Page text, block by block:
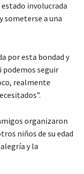
involucrada
someterse a una
por esta bondad y
podemos seguir
realmente
organizaron
niños de su edad
y la